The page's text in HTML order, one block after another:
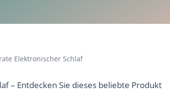
Elektronischer Schlaf
– Entdecken Sie dieses beliebte Produkt